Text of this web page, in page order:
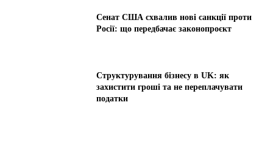
Сенат США схвалив нові санкції проти
Росії: що передбачає законопроєкт
Структурування бізнесу в UK: як
захистити гроші та не переплачувати
податки